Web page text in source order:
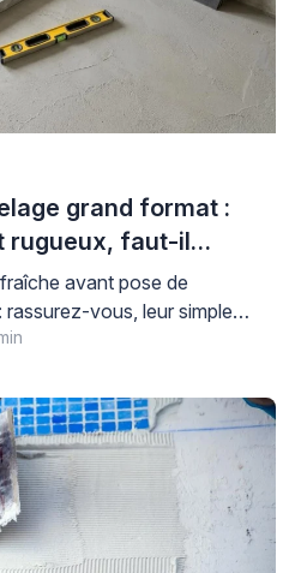
grand format :
rugueux, faut-il
avant pose de
vous, leur simple
synonyme de
apparaissent lors
la tenue future du
respecter certains critères
la […]